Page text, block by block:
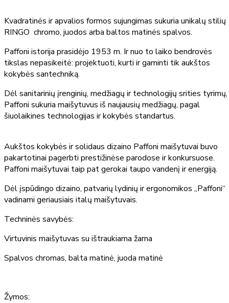
Kvadratinės ir apvalios formos sujungimas sukuria unikalų stilių
RINGO chromo, juodos arba baltos matinės spalvos.
Paffoni istorija prasidėjo 1953 m. Ir nuo to laiko bendrovės
tikslas nepasikeitė: projektuoti, kurti ir gaminti tik aukštos
kokybės santechniką.
Dėl sanitarinių įrenginių, medžiagų ir technologijų srities tyrimų,
Paffoni sukuria maišytuvus iš naujausių medžiagų, pagal
šiuolaikines technologijas ir kokybės standartus.
Aukštos kokybės ir solidaus dizaino Paffoni maišytuvai buvo
pakartotinai pagerbti prestižinėse parodose ir konkursuose.
Paffoni maišytuvai taip pat gerokai taupo vandenį ir energiją.
Dėl įspūdingo dizaino, patvarių lydinių ir ergonomikos „Paffoni“
vadinami geriausiais italų maišytuvais.
Techninės savybės:
Virtuvinis maišytuvas su ištraukiama žarna
Spalvos chromas, balta matinė, juoda matinė
Žymos: